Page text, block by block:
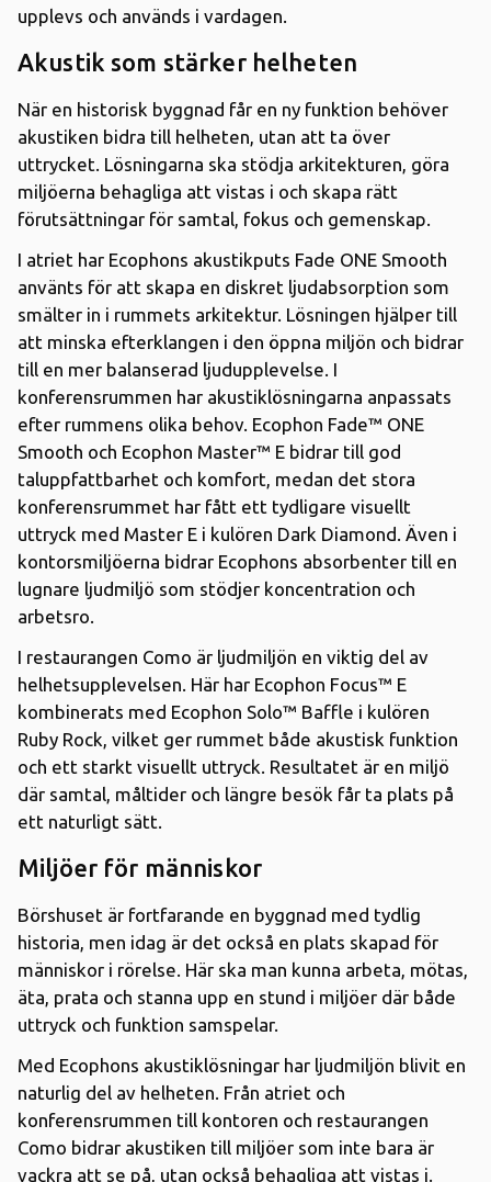
upplevs och används i vardagen.
Akustik som stärker helheten
När en historisk byggnad får en ny funktion behöver
akustiken bidra till helheten, utan att ta över
uttrycket. Lösningarna ska stödja arkitekturen, göra
miljöerna behagliga att vistas i och skapa rätt
förutsättningar för samtal, fokus och gemenskap.
I atriet har Ecophons akustikputs Fade ONE Smooth
använts för att skapa en diskret ljudabsorption som
smälter in i rummets arkitektur. Lösningen hjälper till
att minska efterklangen i den öppna miljön och bidrar
till en mer balanserad ljudupplevelse. I
konferensrummen har akustiklösningarna anpassats
efter rummens olika behov. Ecophon Fade™ ONE
Smooth och Ecophon Master™ E bidrar till god
taluppfattbarhet och komfort, medan det stora
konferensrummet har fått ett tydligare visuellt
uttryck med Master E i kulören Dark Diamond. Även i
kontorsmiljöerna bidrar Ecophons absorbenter till en
lugnare ljudmiljö som stödjer koncentration och
arbetsro.
I restaurangen Como är ljudmiljön en viktig del av
helhetsupplevelsen. Här har Ecophon Focus™ E
kombinerats med Ecophon Solo™ Baffle i kulören
Ruby Rock, vilket ger rummet både akustisk funktion
och ett starkt visuellt uttryck. Resultatet är en miljö
där samtal, måltider och längre besök får ta plats på
ett naturligt sätt.
Miljöer för människor
Börshuset är fortfarande en byggnad med tydlig
historia, men idag är det också en plats skapad för
människor i rörelse. Här ska man kunna arbeta, mötas,
äta, prata och stanna upp en stund i miljöer där både
uttryck och funktion samspelar.
Med Ecophons akustiklösningar har ljudmiljön blivit en
naturlig del av helheten. Från atriet och
konferensrummen till kontoren och restaurangen
Como bidrar akustiken till miljöer som inte bara är
vackra att se på, utan också behagliga att vistas i.